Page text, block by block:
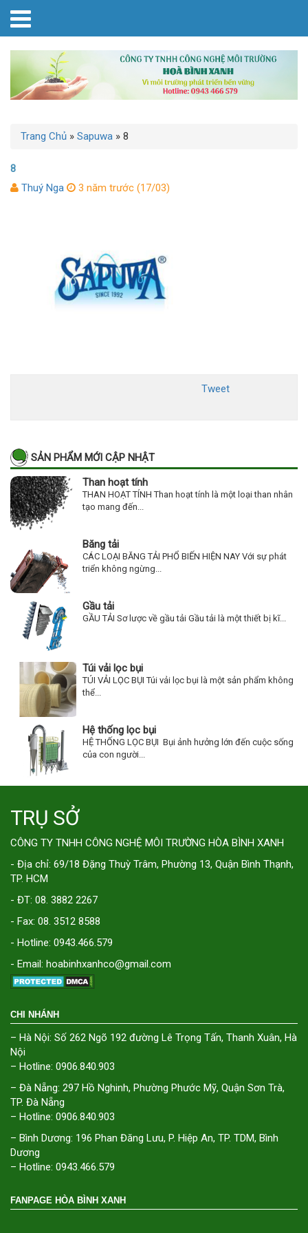
Trang Chủ » Sapuwa » 8
8
Thuý Nga
3 năm trước (17/03)
Tweet
SẢN PHẨM MỚI CẬP NHẬT
Than hoạt tính
THAN HOẠT TÍNH Than hoạt tính là một loại than nhân
tạo mang đến...
Băng tải
CÁC LOẠI BĂNG TẢI PHỔ BIẾN HIỆN NAY Với sự phát
triển không ngừng...
Gầu tải
GẦU TẢI Sơ lược về gầu tải Gầu tải là một thiết bị kĩ...
Túi vải lọc bụi
TÚI VẢI LỌC BỤI Túi vải lọc bụi là một sản phẩm không
thể...
Hệ thống lọc bụi
HỆ THỐNG LỌC BỤI Bụi ảnh hưởng lớn đến cuộc sống
của con người...
TRỤ SỞ
CÔNG TY TNHH CÔNG NGHỆ MÔI TRƯỜNG HÒA BÌNH XANH
- Địa chỉ: 69/18 Đặng Thuỳ Trâm, Phường 13, Quận Bình Thạnh,
TP. HCM
- ĐT: 08. 3882 2267
- Fax: 08. 3512 8588
- Hotline: 0943.466.579
- Email: hoabinhxanhco@gmail.com
CHI NHÁNH
– Hà Nội: Số 262 Ngõ 192 đường Lê Trọng Tấn, Thanh Xuân, Hà
Nội
– Hotline: 0906.840.903
– Đà Nẵng: 297 Hồ Nghinh, Phường Phước Mỹ, Quận Sơn Trà,
TP. Đà Nẵng
– Hotline: 0906.840.903
– Bình Dương: 196 Phan Đăng Lưu, P. Hiệp An, TP. TDM, Bình
Dương
– Hotline: 0943.466.579
FANPAGE HÒA BÌNH XANH